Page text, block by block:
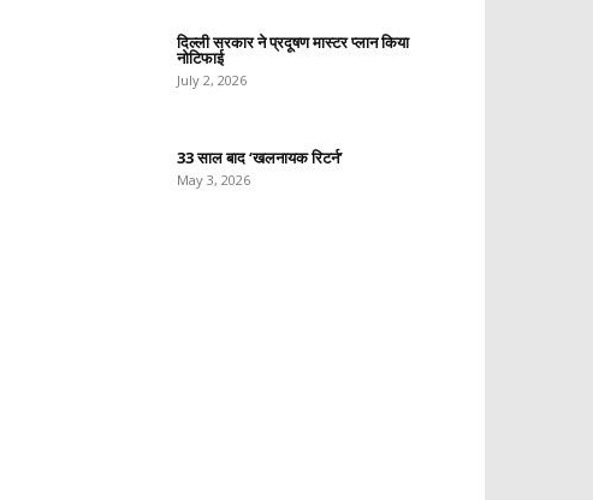
दिल्ली सरकार ने प्रदूषण मास्टर प्लान किया
नोटिफाई
July 2, 2026
33 साल बाद ‘खलनायक रिटर्न’
May 3, 2026